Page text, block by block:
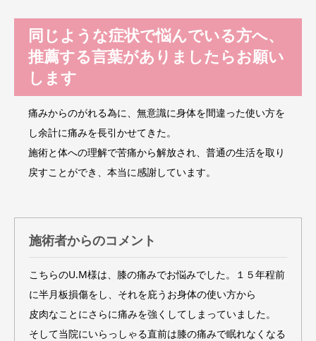
同じような症状で悩んでいる方へ、
推薦する言葉がありましたらお願い
します
痛みからのがれる為に、無意識に身体を間違った使い方を
し余計に痛みを長引かせてきた。
施術と体への理解で苦痛から解放され、普通の生活を取り
戻すことができ、本当に感謝しています。
施術者からのコメント
こちらのU.M様は、膝の痛みでお悩みでした。１５年程前
に半月板損傷をし、それを庇うお身体の使い方から
皮肉なことにさらに痛みを強くしてしまっていました。
そして当院にいらっしゃる直前は膝の痛みで眠れなくなる